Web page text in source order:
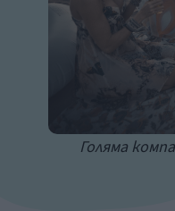
Голяма